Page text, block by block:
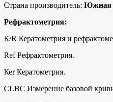
Страна производитель: Южная
Рефрактометрия:
К/R Кератометрия и
Rеf Рефрактометрия.
Кеr Кератометрия.
СLВС Измерение базовой